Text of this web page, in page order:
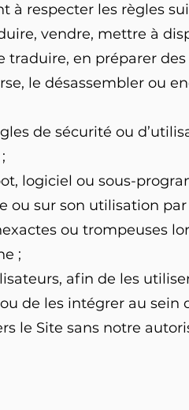
à respecter les règles
vendre, mettre à
traduire, en préparer
le désassembler ou
de sécurité ou
logiciel ou sous-
ou sur son utilisation
ou trompeuses
;
afin de les
de les intégrer au sein
le Site sans notre